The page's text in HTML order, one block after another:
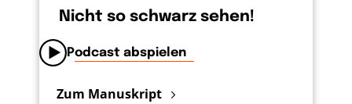
Nicht so schwarz sehen!
Podcast abspielen
Zum Manuskript